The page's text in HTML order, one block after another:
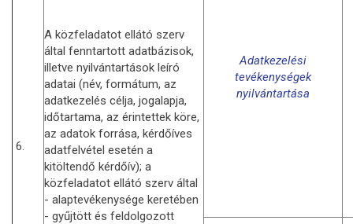
6.
A közfeladatot ellátó szerv
által fenntartott adatbázisok,
illetve nyilvántartások leíró
adatai (név, formátum, az
adatkezelés célja, jogalapja,
időtartama, az érintettek köre,
az adatok forrása, kérdőíves
adatfelvétel esetén a
kitöltendő kérdőív); a
közfeladatot ellátó szerv által
- alaptevékenysége keretében
- gyűjtött és feldolgozott
Adatkezelési
tevékenységek
nyilvántartása